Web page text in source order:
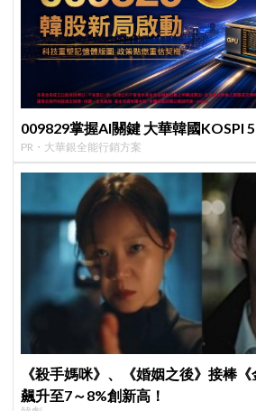
009829掌握AI關鍵 大華韓國KOSPI
PR・大華銀全能行銷方案
《殺手媽咪》、《婚姻之後》接棒
飆升至7～8%創新高！